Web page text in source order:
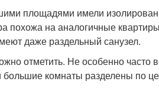
площадями имели
похожа на аналогичные
даже раздельный санузел.
отметить. Не особенно часто
комнаты разделены по